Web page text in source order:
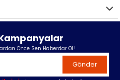
Önce Sen Haberdar Ol!
Gönder